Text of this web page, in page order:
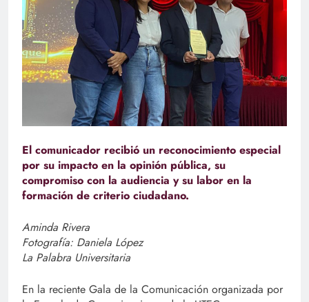
El comunicador recibió un reconocimiento especial
por su impacto en la opinión pública, su
compromiso con la audiencia y su labor en la
formación de criterio ciudadano.
Aminda Rivera
Fotografía: Daniela López
La Palabra Universitaria
En la reciente Gala de la Comunicación organizada por